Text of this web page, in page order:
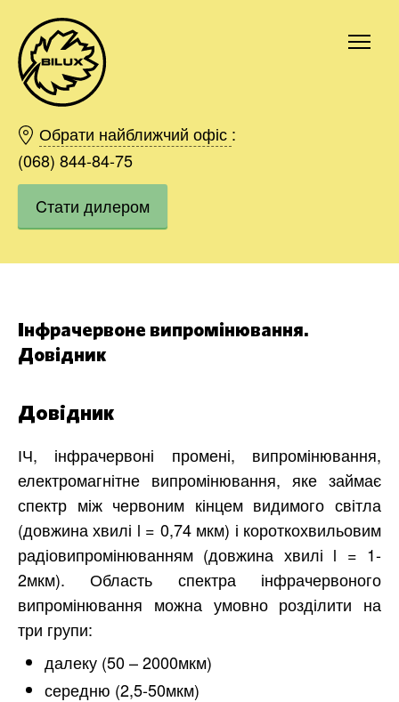
Обрати найближчий офіс :
(068) 844-84-75
Cтати дилером
Інфрачервоне випромінювання.
Довідник
Довідник
ІЧ, інфрачервоні промені, випромінювання,
електромагнітне випромінювання, яке займає
спектр між червоним кінцем видимого світла
(довжина хвилі l = 0,74 мкм) і короткохвильовим
радіовипромінюванням (довжина хвилі l = 1-
2мкм). Область спектра інфрачервоного
випромінювання можна умовно розділити на
три групи:
далеку (50 – 2000мкм)
середню (2,5-50мкм)
Київ
Харків
Одесса
Дніпро
Івано-Франківськ
Область
Замовити